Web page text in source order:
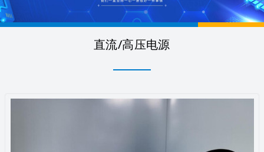
直流/高压电源